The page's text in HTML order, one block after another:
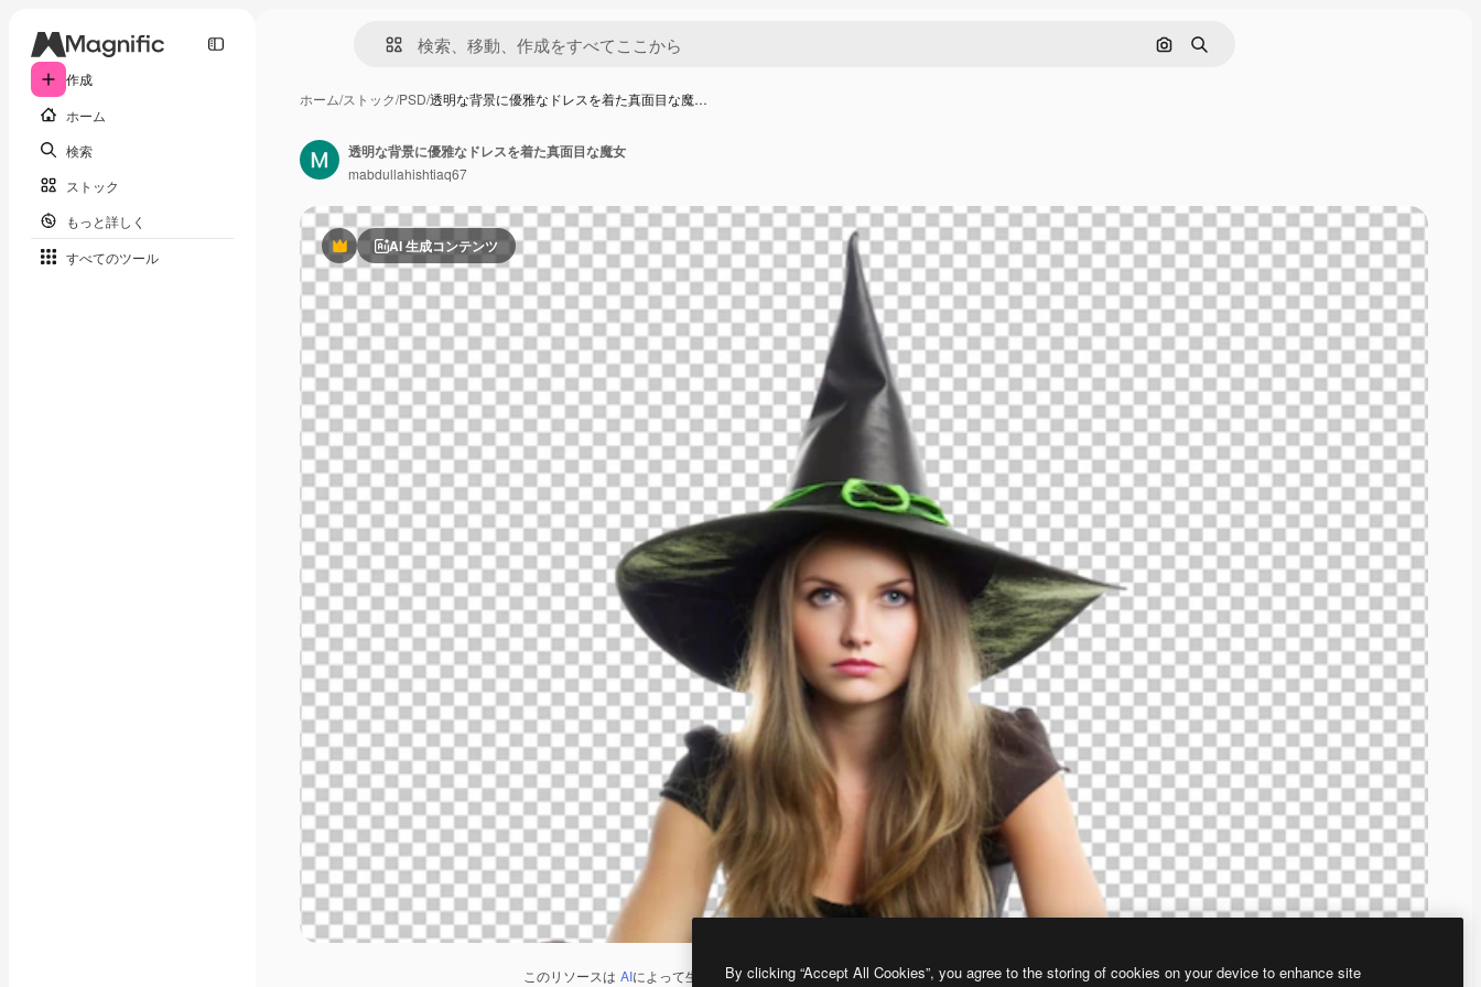
作成
ホーム
検索
ストック
もっと詳しく
すべてのツール
画像で検索
検索
ホーム/ストック/PSD/透明な背景に優雅なドレスを着た真面目な魔…
PremiumAI 生成コンテンツ
このリソースは AIによって生成されたものです。 AI画像生成ツールを使うと、あなた独自の画像を作成できます。
透明な背景に優雅なドレスを着た真面目な魔女
mabdullahishtiaq67
By clicking “Accept All Cookies”, you agree to the storing of cookies on your device to enhance site